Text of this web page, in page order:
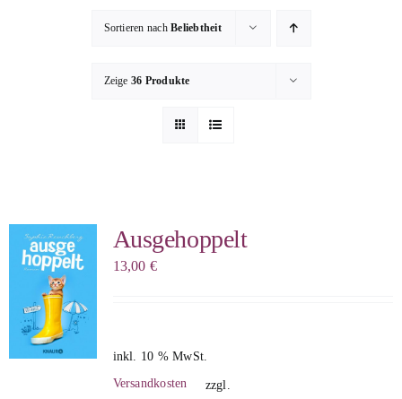
Sophie Berg
Sophia Rauchberg
Dr. Rauchberger
Sortieren nachBeliebtheit
Zeige 36 Produkte
Ausgehoppelt
13,00 €
inkl. 10 % MwSt.
zzgl.
Versandkosten